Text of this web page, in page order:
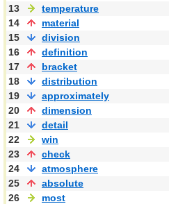
13
temperature
14
material
15
division
16
definition
17
bracket
18
distribution
19
approximately
20
dimension
21
detail
22
win
23
check
24
atmosphere
25
absolute
26
most